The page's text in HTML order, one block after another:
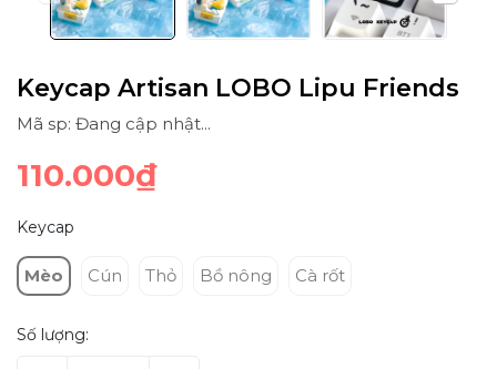
Keycap Artisan LOBO Lipu Friends
Mã sp: Đang cập nhật...
110.000₫
Keycap
Mèo Cún Thỏ Bồ nông Cà rốt
Số lượng: